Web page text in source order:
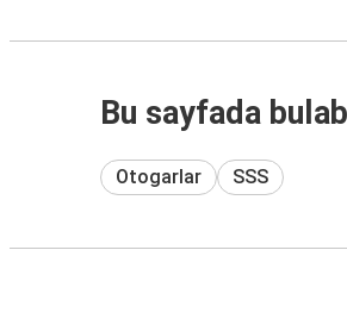
Bu sayfada
Otogarlar SSS